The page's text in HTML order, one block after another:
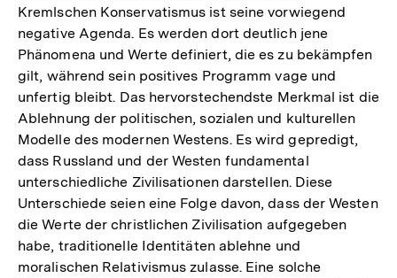
Kremlschen Konservatismus ist seine vorwiegend
negative Agenda. Es werden dort deutlich jene
Phänomena und Werte definiert, die es zu bekämpfen
gilt, während sein positives Programm vage und
unfertig bleibt. Das hervorstechendste Merkmal ist die
Ablehnung der politischen, sozialen und kulturellen
Modelle des modernen Westens. Es wird gepredigt,
dass Russland und der Westen fundamental
unterschiedliche Zivilisationen darstellen. Diese
Unterschiede seien eine Folge davon, dass der Westen
die Werte der christlichen Zivilisation aufgegeben
habe, traditionelle Identitäten ablehne und
moralischen Relativismus zulasse. Eine solche